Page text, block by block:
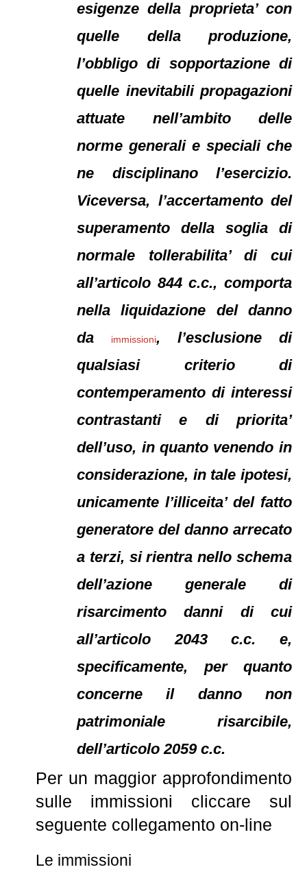
esigenze della proprieta’ con
quelle della produzione,
l’obbligo di sopportazione di
quelle inevitabili propagazioni
attuate nell’ambito delle
norme generali e speciali che
ne disciplinano l’esercizio.
Viceversa, l’accertamento del
superamento della soglia di
normale tollerabilita’ di cui
all’articolo 844 c.c., comporta
nella liquidazione del danno
da
immissioni, l’esclusione di
qualsiasi criterio di
contemperamento di interessi
contrastanti e di priorita’
dell’uso, in quanto venendo in
considerazione, in tale ipotesi,
unicamente l’illiceita’ del fatto
generatore del danno arrecato
a terzi, si rientra nello schema
dell’azione generale di
risarcimento danni di cui
all’articolo 2043 c.c. e,
specificamente, per quanto
concerne il danno non
patrimoniale risarcibile,
dell’articolo 2059 c.c.
Per un maggior approfondimento
sulle immissioni cliccare sul
seguente collegamento on-line
Le immissioni